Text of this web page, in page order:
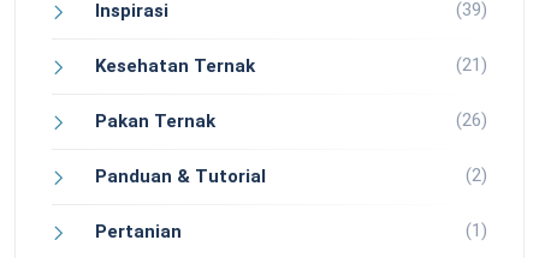
Inspirasi (39)
Kesehatan Ternak (21)
Pakan Ternak (26)
Panduan & Tutorial (2)
Pertanian (1)